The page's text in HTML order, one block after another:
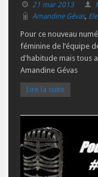
21 mar 2013
Amandine Gévas,
Pour ce nouveau
féminine de l’équipe
d'habitude mais tous
Amandine Gévas
Lire la suite